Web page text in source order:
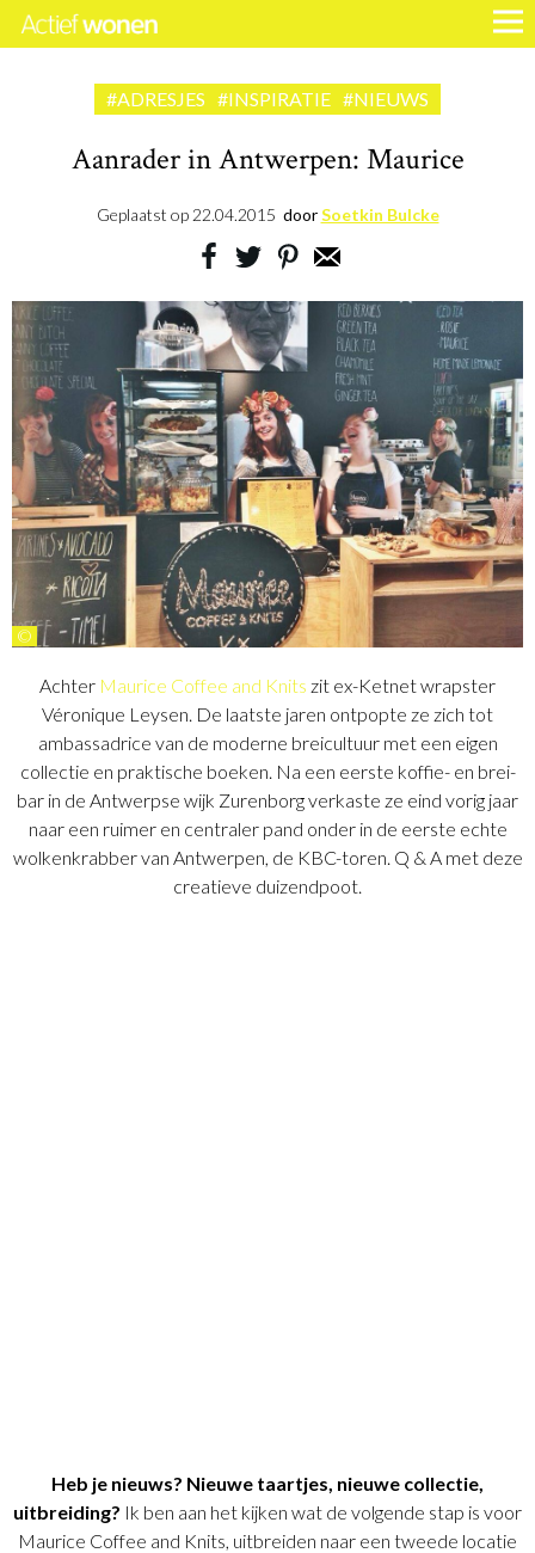
#ADRESJES #INSPIRATIE #NIEUWS
Aanrader in Antwerpen: Maurice
Geplaatst op 22.04.2015 doorSoetkin Bulcke
©
Achter Maurice Coffee and Knits zit ex-Ketnet wrapster
Véronique Leysen. De laatste jaren ontpopte ze zich tot
ambassadrice van de moderne breicultuur met een eigen
collectie en praktische boeken. Na een eerste koffie- en brei-
bar in de Antwerpse wijk Zurenborg verkaste ze eind vorig jaar
naar een ruimer en centraler pand onder in de eerste echte
wolkenkrabber van Antwerpen, de KBC-toren. Q & A met deze
creatieve duizendpoot.
Heb je nieuws? Nieuwe taartjes, nieuwe collectie,
uitbreiding? Ik ben aan het kijken wat de volgende stap is voor
Maurice Coffee and Knits, uitbreiden naar een tweede locatie